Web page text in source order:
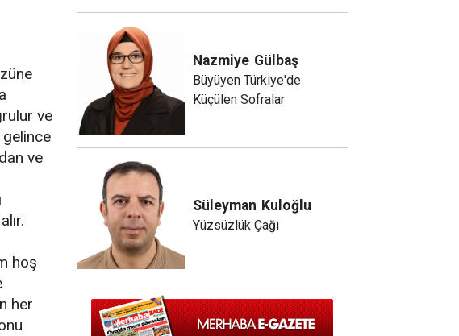
ve
gelince
ve
hoş
her
Nazmiye Gülbaş
Büyüyen Türkiye'de
Küçülen Sofralar
Süleyman Kuloğlu
Yüzsüzlük Çağı